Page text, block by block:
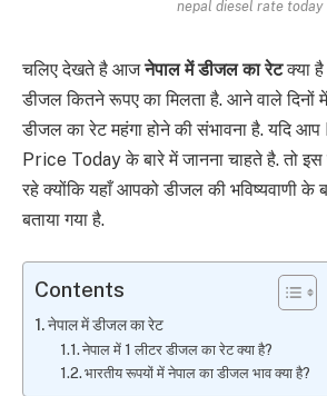
nepal diesel rate today
चलिए देखते है आजनेपाल में डीजल का रेटक्या
डीजल कितने रूपए का मिलता है. आने वाले दिनों
डीजल का रेट महंगा होने की संभावना है. यदि
Price Today के बारे में जानना चाहते है. तो
रहे क्योंकि यहाँ आपको डीजल की भविष्यवाणी
बताया गया है.
Contents
नेपाल में डीजल का रेट
नेपाल में 1 लीटर डीजल का रेट क्या है?
भारतीय रूपयों में नेपाल का डीजल भाव क्या है?